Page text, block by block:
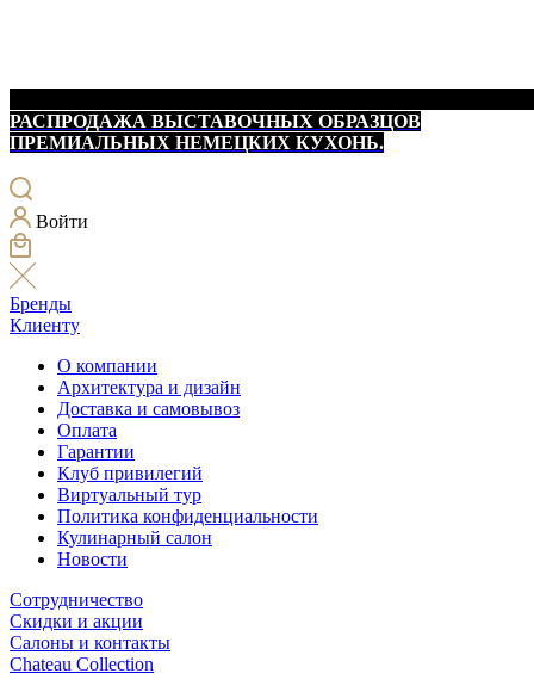
РАСПРОДАЖА ВЫСТАВОЧНЫХ ОБРАЗЦОВ
ПРЕМИАЛЬНЫХ НЕМЕЦКИХ КУХОНЬ.
Войти
Бренды
Клиенту
О компании
Архитектура и дизайн
Доставка и самовывоз
Оплата
Гарантии
Клуб привилегий
Виртуальный тур
Политика конфиденциальности
Кулинарный салон
Новости
Сотрудничество
Скидки и акции
Салоны и контакты
Chateau Collection